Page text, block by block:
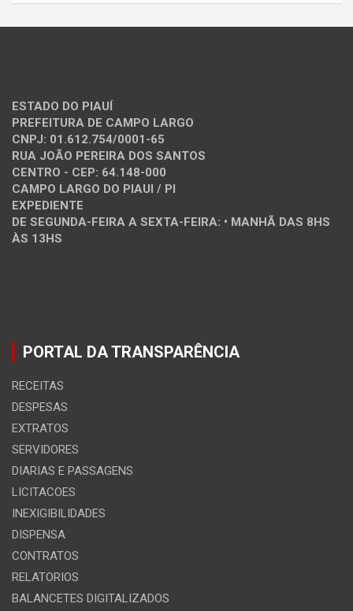
ESTADO DO PIAUÍ
PREFEITURA DE CAMPO LARGO
CNPJ: 01.612.754/0001-65
RUA JOÃO PEREIRA DOS SANTOS
CENTRO - CEP: 64.148-000
CAMPO LARGO DO PIAUI / PI
EXPEDIENTE
DE SEGUNDA-FEIRA A SEXTA-FEIRA: • MANHÃ DAS 8HS
ÀS 13HS
PORTAL DA TRANSPARÊNCIA
RECEITAS
DESPESAS
EXTRATOS
SERVIDORES
DIARIAS E PASSAGENS
LICITACOES
INEXIGIBILIDADES
DISPENSA
CONTRATOS
RELATORIOS
BALANCETES DIGITALIZADOS